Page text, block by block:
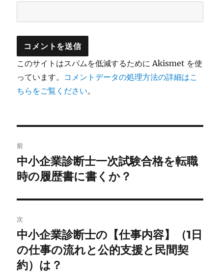
このサイトはスパムを低減するために Akismet を使
っています。 コメントデータの処理方法の詳細はこ
ちらをご覧ください。
稿
ナ
ビ
ゲ
ー
シ
前
前
の
稿:
中小企業診断士一次試験合格を転職
時の履歴書に書くか？
次
次
の
投
中小企業診断士の【仕事内容】（1日
の仕事の流れと公的支援と民間契
約）は？